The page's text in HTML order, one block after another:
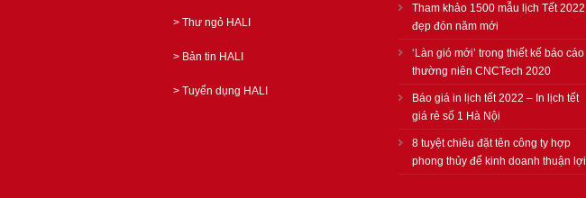
> Thư ngỏ HALI
> Bản tin HALI
> Tuyển dụng HALI
Tham khảo 1500 mẫu lịch Tết 2022
đẹp đón năm mới
‘Làn gió mới’ trong thiết kế báo cáo
thường niên CNCTech 2020
Báo giá in lịch tết 2022 – In lịch tết
giá rẻ số 1 Hà Nội
8 tuyệt chiêu đặt tên công ty hợp
phong thủy để kinh doanh thuận lợi